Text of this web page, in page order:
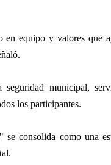
en equipo y valores que
municipal,
los participantes.
consolida como una